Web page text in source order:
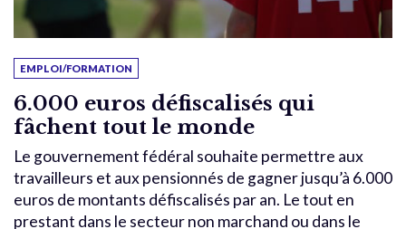
EMPLOI/FORMATION
6.000 euros défiscalisés qui
fâchent tout le monde
Le gouvernement fédéral souhaite permettre aux
travailleurs et aux pensionnés de gagner jusqu’à 6.000
euros de montants défiscalisés par an. Le tout en
prestant dans le secteur non marchand ou dans le